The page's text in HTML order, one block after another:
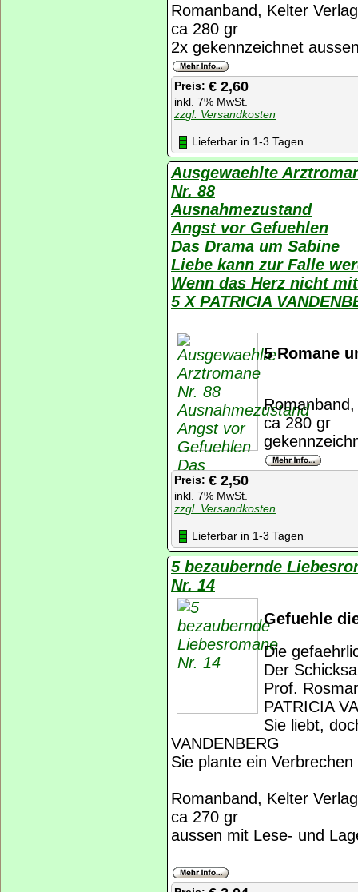
Romanband, Kelter Verlag
ca 280 gr
2x gekennzeichnet
Preis: € 2,60
inkl. 7% MwSt.
zzgl. Versandkosten
Lieferbar in 1-3 Tagen
Ausgewaehlte
Nr. 88
Ausnahmezustand
Angst vor Gefuehlen
Das Drama um Sabine
Liebe kann zur Falle
Wenn das Herz nicht
5 X PATRICIA
5 Romane
ca 280 gr
Preis: € 2,50
inkl. 7% MwSt.
zzgl. Versandkosten
Lieferbar in 1-3 Tagen
5 bezaubernde
Nr. 14
Gefuehle
Die
Der
Prof.
PATRICIA
Sie liebt,
VANDENBERG
Sie plante ein
Romanband, Kelter Verlag
ca 270 gr
aussen mit Lese- und